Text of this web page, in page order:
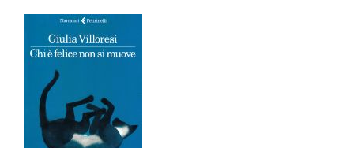
Chi è felice non si muove